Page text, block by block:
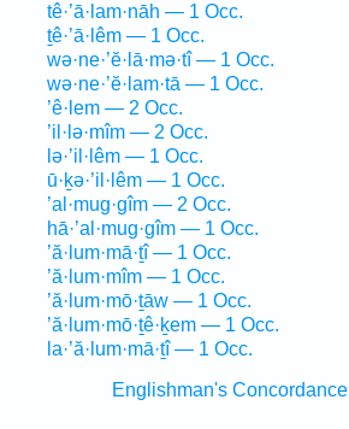
tê·’ā·lam·nāh — 1 Occ.
ṯê·’ā·lêm — 1 Occ.
wə·ne·’ĕ·lā·mə·tî — 1 Occ.
wə·ne·’ĕ·lam·tā — 1 Occ.
’ê·lem — 2 Occ.
’il·lə·mîm — 2 Occ.
lə·’il·lêm — 1 Occ.
ū·ḵə·’il·lêm — 1 Occ.
’al·mug·gîm — 2 Occ.
hā·’al·mug·gîm — 1 Occ.
’ă·lum·mā·ṯî — 1 Occ.
’ă·lum·mîm — 1 Occ.
’ă·lum·mō·ṯāw — 1 Occ.
’ă·lum·mō·ṯê·ḵem — 1 Occ.
la·’ă·lum·mā·ṯî — 1 Occ.
Englishman's Concordance